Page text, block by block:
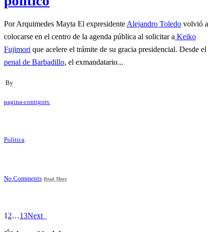
Por Arquimedes Mayta El expresidente Alejandro Toledo volvió a
colocarse en el centro de la agenda pública al solicitar a Keiko
Fujimori que acelere el trámite de su gracia presidencial. Desde el
penal de Barbadillo, el exmandatario...
By
pagina-contigotv
Política
No Comments Read More
1 2…13Next